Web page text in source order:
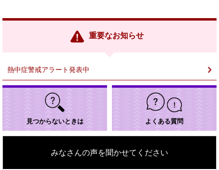
リ
重要なお知らせ
熱中症警戒アラート発表中
見つからないときは よくある質問
みなさんの声を聞かせてください